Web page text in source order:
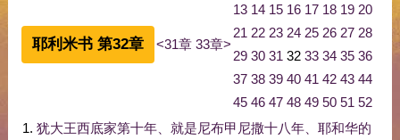
耶利米书 第32章 <31章 33章>
13 14 15 16 17 18 19 20
21 22 23 24 25 26 27 28
29 30 31 32 33 34 35 36
37 38 39 40 41 42 43 44
45 46 47 48 49 50 51 52
1. 犹大王西底家第十年、 就是尼布甲尼撒十八年、 耶和华的